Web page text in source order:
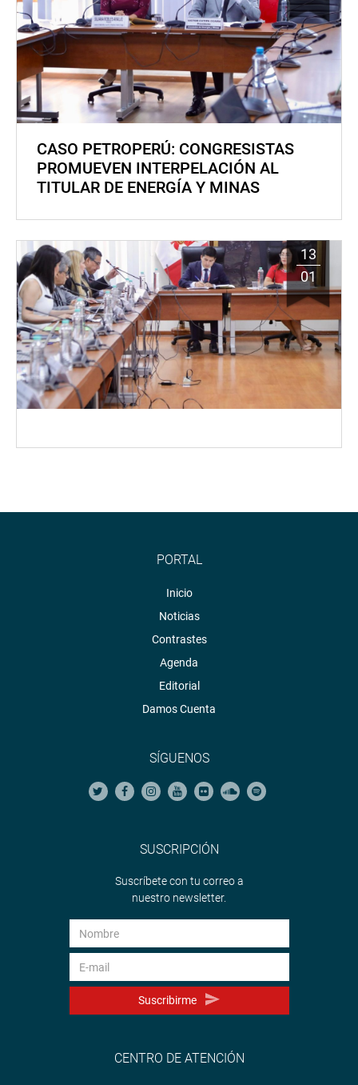
CASO PETROPERÚ: CONGRESISTAS
PROMUEVEN INTERPELACIÓN AL
TITULAR DE ENERGÍA Y MINAS
13
01
PORTAL
Inicio
Noticias
Contrastes
Agenda
Editorial
Damos Cuenta
SÍGUENOS
SUSCRIPCIÓN
Suscríbete con tu correo a
nuestro newsletter.
Suscribirme
CENTRO DE ATENCIÓN